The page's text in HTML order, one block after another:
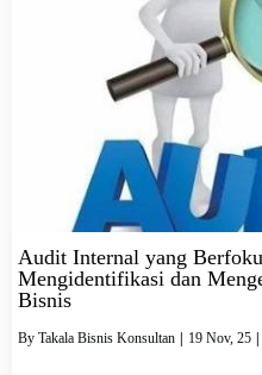
Audit Internal yang
Mengidentifikasi dan
Bisnis
By Takala Bisnis Konsultan 19 Nov, 25